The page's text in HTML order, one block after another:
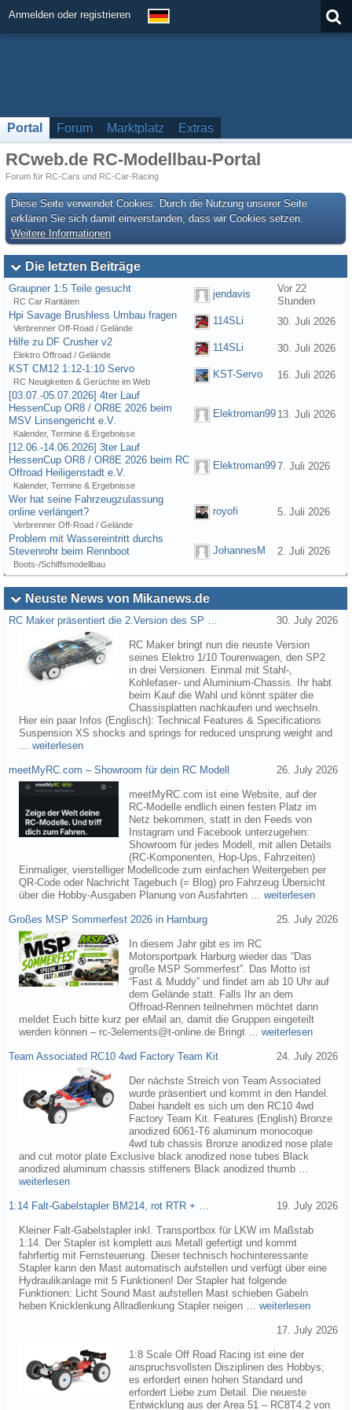
Anmelden oder registrieren
Portal Forum Marktplatz Extras
RCweb.de RC-Modellbau-Portal
Forum für RC-Cars und RC-Car-Racing
Diese Seite verwendet Cookies. Durch die Nutzung unserer Seite
erklären Sie sich damit einverstanden, dass wir Cookies setzen.
Weitere Informationen
Die letzten Beiträge
Graupner 1:5 Teile gesucht
RC Car Raritäten
jendavis
Vor 22
Stunden
Hpi Savage Brushless Umbau fragen
Verbrenner Off-Road / Gelände
114SLi
30. Juli 2026
Hilfe zu DF Crusher v2
Elektro Offroad / Gelände
114SLi
30. Juli 2026
KST CM12 1:12-1:10 Servo
RC Neuigkeiten & Gerüchte im Web
KST-Servo
16. Juli 2026
[03.07.-05.07.2026] 4ter Lauf
HessenCup OR8 / OR8E 2026 beim
MSV Linsengericht e.V.
Kalender, Termine & Ergebnisse
Elektroman99 13. Juli 2026
[12.06.-14.06.2026] 3ter Lauf
HessenCup OR8 / OR8E 2026 beim RC
Offroad Heiligenstadt e.V.
Kalender, Termine & Ergebnisse
Elektroman997. Juli 2026
Wer hat seine Fahrzeugzulassung
online verlängert?
Verbrenner Off-Road / Gelände
royofi 5. Juli 2026
Problem mit Wassereintritt durchs
Stevenrohr beim Rennboot
Boots-/Schiffsmodellbau
JohannesM 2. Juli 2026
Neuste News von Mikanews.de
RC Maker präsentiert die 2.Version des SP … 30. July 2026
RC Maker bringt nun die neuste Version
seines Elektro 1/10 Tourenwagen, den SP2
in drei Versionen. Einmal mit Stahl-,
Kohlefaser- und Aluminium-Chassis. Ihr habt
beim Kauf die Wahl und könnt später die
Chassisplatten nachkaufen und wechseln.
Hier ein paar Infos (Englisch): Technical Features & Specifications
Suspension XS shocks and springs for reduced unsprung weight and
weiterlesen
meetMyRC.com – Showroom für dein RC Modell 26. July 2026
meetMyRC.com ist eine Website, auf der
RC-Modelle endlich einen festen Platz im
Netz bekommen, statt in den Feeds von
Instagram und Facebook unterzugehen:
Showroom für jedes Modell, mit allen Details
(RC-Komponenten, Hop-Ups, Fahrzeiten)
Einmaliger, vierstelliger Modellcode zum einfachen Weitergeben per
QR-Code oder Nachricht Tagebuch (= Blog) pro Fahrzeug Übersicht
über die Hobby-Ausgaben Planung von Ausfahrten … weiterlesen
Großes MSP Sommerfest 2026 in Hamburg 25. July 2026
In diesem Jahr gibt es im RC
Motorsportpark Harburg wieder das “Das
große MSP Sommerfest”. Das Motto ist
“Fast & Muddy” und findet am ab 10 Uhr auf
dem Gelände statt. Falls Ihr an dem
Offroad-Rennen teilnehmen möchtet dann
meldet Euch bitte kurz per eMail an, damit die Gruppen eingeteilt
werden können – rc-3elements@t-online.de Bringt … weiterlesen
Team Associated RC10 4wd Factory Team Kit 24. July 2026
Der nächste Streich von Team Associated
wurde präsentiert und kommt in den Handel.
Dabei handelt es sich um den RC10 4wd
Factory Team Kit. Features (English) Bronze
anodized 6061-T6 aluminum monocoque
4wd tub chassis Bronze anodized nose plate
and cut motor plate Exclusive black anodized nose tubes Black
anodized aluminum chassis stiffeners Black anodized thumb …
weiterlesen
1:14 Falt-Gabelstapler BM214, rot RTR + … 19. July 2026
Kleiner Falt-Gabelstapler inkl. Transportbox für LKW im Maßstab
1:14. Der Stapler ist komplett aus Metall gefertigt und kommt
fahrfertig mit Fernsteuerung. Dieser technisch hochinteressante
Stapler kann den Mast automatisch aufstellen und verfügt über eine
Hydraulikanlage mit 5 Funktionen! Der Stapler hat folgende
Funktionen: Licht Sound Mast aufstellen Mast schieben Gabeln
heben Knicklenkung Allradlenkung Stapler neigen … weiterlesen
17. July 2026
1:8 Scale Off Road Racing ist eine der
anspruchsvollsten Disziplinen des Hobbys;
es erfordert einen hohen Standard und
erfordert Liebe zum Detail. Die neueste
Entwicklung aus der Area 51 – RC8T4.2 von